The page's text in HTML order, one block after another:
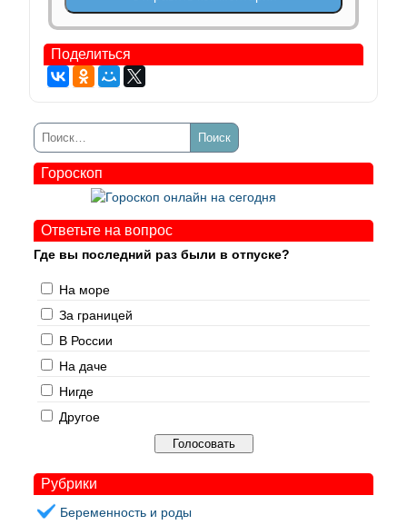
Поделиться
Гороскоп
Ответьте на вопрос
Где вы последний раз были в отпуске?
На море
За границей
В России
На даче
Нигде
Другое
Рубрики
Беременность и роды